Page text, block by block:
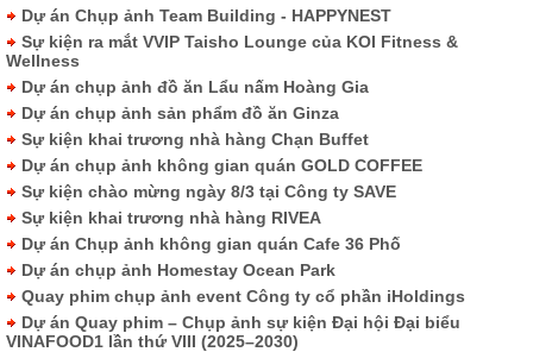
Dự án Chụp ảnh Team Building - HAPPYNEST
Sự kiện ra mắt VVIP Taisho Lounge của KOI Fitness &
Wellness
Dự án chụp ảnh đồ ăn Lẩu nấm Hoàng Gia
Dự án chụp ảnh sản phẩm đồ ăn Ginza
Sự kiện khai trương nhà hàng Chạn Buffet
Dự án chụp ảnh không gian quán GOLD COFFEE
Sự kiện chào mừng ngày 8/3 tại Công ty SAVE
Sự kiện khai trương nhà hàng RIVEA
Dự án Chụp ảnh không gian quán Cafe 36 Phố
Dự án chụp ảnh Homestay Ocean Park
Quay phim chụp ảnh event Công ty cổ phần iHoldings
Dự án Quay phim – Chụp ảnh sự kiện Đại hội Đại biểu
VINAFOOD1 lần thứ VIII (2025–2030)